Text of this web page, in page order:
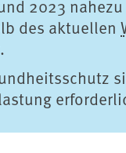
2023
des aktuellen